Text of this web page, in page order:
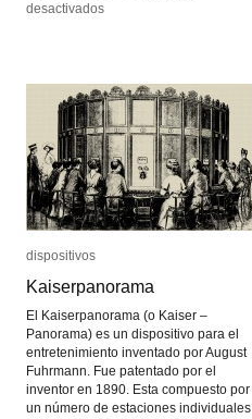
desactivadosen
desactivadosen
dispositivos
Kaiserpanorama
El Kaiserpanorama (o Kaiser –
Panorama) es un dispositivo para el
entretenimiento inventado por August
Fuhrmann. Fue patentado por el
inventor en 1890. Esta compuesto por
un número de estaciones individuales
dispositivos
Kaiserpanorama